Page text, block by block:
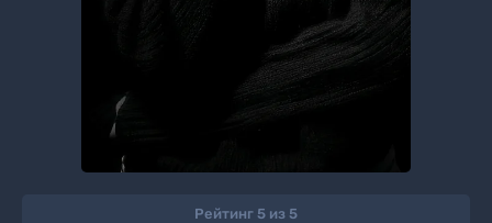
Рейтинг 5 из 5